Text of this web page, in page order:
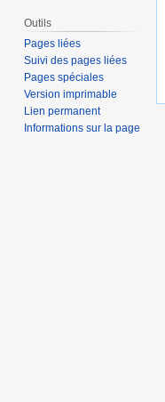
Outils
Pages liées
Suivi des pages liées
Pages spéciales
Version imprimable
Lien permanent
Informations sur la page